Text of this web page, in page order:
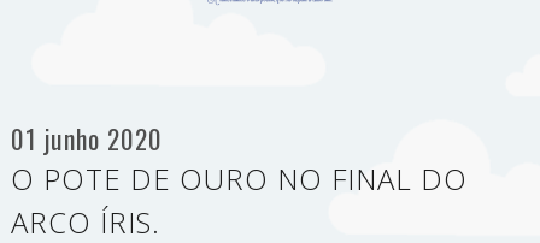
01 junho 2020
O POTE DE OURO NO FINAL DO
ARCO ÍRIS.